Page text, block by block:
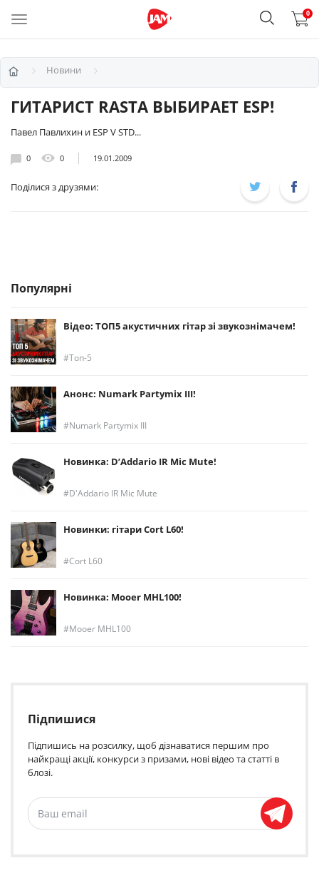
0
Новини
ГИТАРИСТ RASTA ВЫБИРАЕТ ESP!
Павел Павлихин и ESP V STD...
0 0 19.01.2009
Поділися з друзями:
Популярні
Відео: ТОП5 акустичних гітар зі звукознімачем!
Топ-5
Анонс: Numark Partymix III!
Numark Partymix III
Новинка: D’Addario IR Mic Mute!
D'Addario IR Mic Mute
Новинки: гітари Cort L60!
Cort L60
Новинка: Mooer MHL100!
Mooer MHL100
Підпишися
Підпишись на розсилку, щоб дізнаватися першим про
найкращі акції, конкурси з призами, нові відео та статті в
блозі.